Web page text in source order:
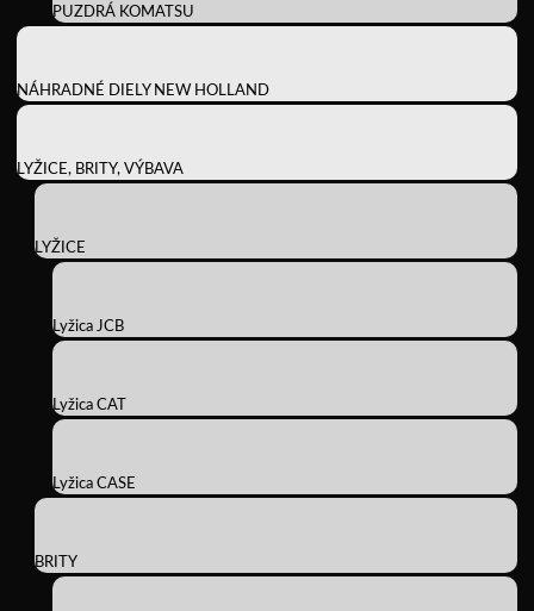
PUZDRÁ KOMATSU
NÁHRADNÉ DIELY NEW HOLLAND
LYŽICE, BRITY, VÝBAVA
LYŽICE
Lyžica JCB
Lyžica CAT
Lyžica CASE
BRITY